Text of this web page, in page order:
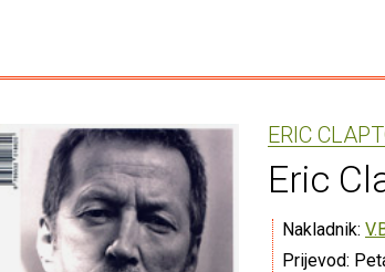
ERIC
Eric
Nakladnik:
Prijevod: